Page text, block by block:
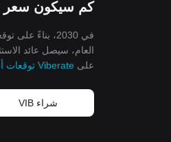
كم سيكون سعر VIB في عام 2030؟
على Viberate توقعات أسعار لعملتي 2026 و2027، لعام 2030-2050
شراء VIB